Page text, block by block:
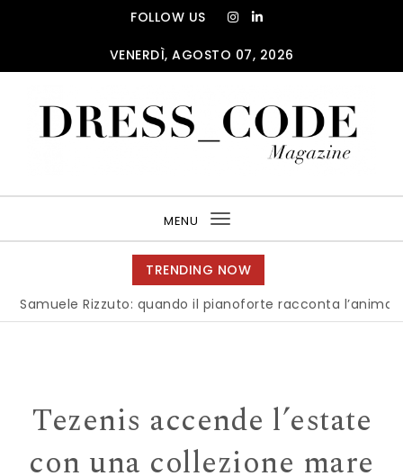
FOLLOW US
VENERDÌ, AGOSTO 07, 2026
MENU
Toggle
navigation
TRENDING NOW
Rizzuto: quando il pianoforte racconta l’anima
Tezenis accende l’estate
con una collezione mare